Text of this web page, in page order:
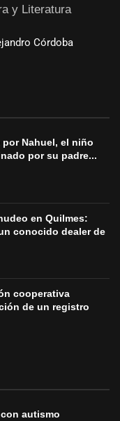
y Literatura
Córdoba
por Nahuel, el niño
por su padre...
en Quilmes:
conocido dealer de
cooperativa
de un registro
autismo